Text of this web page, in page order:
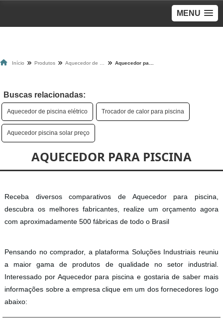
MENU
Início Produtos
Buscas relacionadas:
Aquecedor de piscina elétrico Trocador de calor para piscina
Aquecedor piscina solar preço
AQUECEDOR PARA PISCINA
Receba diversos comparativos de Aquecedor para piscina,
descubra os melhores fabricantes, realize um orçamento agora
com aproximadamente 500 fábricas de todo o Brasil
Pensando no comprador, a plataforma Soluções Industriais reuniu
a maior gama de produtos de qualidade no setor industrial.
Interessado por Aquecedor para piscina e gostaria de saber mais
informações sobre a empresa clique em um dos fornecedores logo
abaixo: